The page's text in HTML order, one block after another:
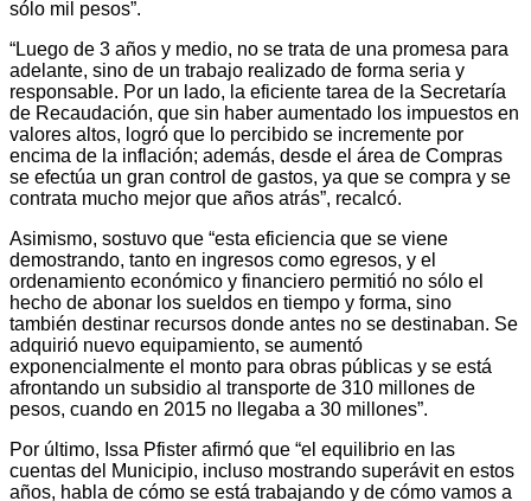
sólo mil pesos”.
“Luego de 3 años y medio, no se trata de una promesa para
adelante, sino de un trabajo realizado de forma seria y
responsable. Por un lado, la eficiente tarea de la Secretaría
de Recaudación, que sin haber aumentado los impuestos en
valores altos, logró que lo percibido se incremente por
encima de la inflación; además, desde el área de Compras
se efectúa un gran control de gastos, ya que se compra y se
contrata mucho mejor que años atrás”, recalcó.
Asimismo, sostuvo que “esta eficiencia que se viene
demostrando, tanto en ingresos como egresos, y el
ordenamiento económico y financiero permitió no sólo el
hecho de abonar los sueldos en tiempo y forma, sino
también destinar recursos donde antes no se destinaban. Se
adquirió nuevo equipamiento, se aumentó
exponencialmente el monto para obras públicas y se está
afrontando un subsidio al transporte de 310 millones de
pesos, cuando en 2015 no llegaba a 30 millones”.
Por último, Issa Pfister afirmó que “el equilibrio en las
cuentas del Municipio, incluso mostrando superávit en estos
años, habla de cómo se está trabajando y de cómo vamos a